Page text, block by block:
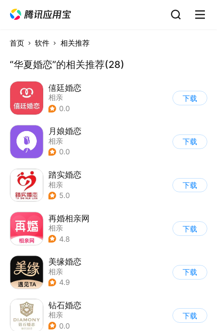
首页 软件 相关推荐
“华夏婚恋”的相关推荐(28)
僖廷婚恋
相亲
0.0
下载
月娘婚恋
相亲
0.0
下载
踏实婚恋
相亲
5.0
下载
再婚相亲网
相亲
4.8
下载
美缘婚恋
相亲
4.9
下载
钻石婚恋
相亲
0.0
下载